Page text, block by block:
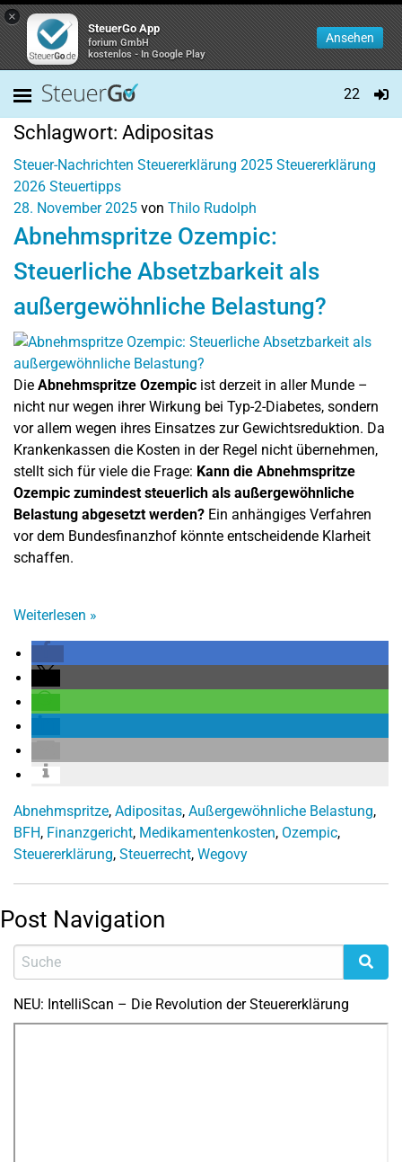
×
SteuerGo App
forium GmbH
kostenlos - In Google Play
Ansehen
22
Schlagwort: Adipositas
Steuer-Nachrichten Steuererklärung 2025 Steuererklärung
2026 Steuertipps
28. November 2025 von Thilo Rudolph
Abnehmspritze Ozempic:
Steuerliche Absetzbarkeit als
außergewöhnliche Belastung?
Die Abnehmspritze Ozempic ist derzeit in aller Munde –
nicht nur wegen ihrer Wirkung bei Typ-2-Diabetes, sondern
vor allem wegen ihres Einsatzes zur Gewichtsreduktion. Da
Krankenkassen die Kosten in der Regel nicht übernehmen,
stellt sich für viele die Frage: Kann die Abnehmspritze
Ozempic zumindest steuerlich als außergewöhnliche
Belastung abgesetzt werden? Ein anhängiges Verfahren
vor dem Bundesfinanzhof könnte entscheidende Klarheit
schaffen.
Weiterlesen »
Abnehmspritze, Adipositas, Außergewöhnliche Belastung,
BFH, Finanzgericht, Medikamentenkosten, Ozempic,
Steuererklärung, Steuerrecht, Wegovy
Post Navigation
NEU: IntelliScan – Die Revolution der Steuererklärung